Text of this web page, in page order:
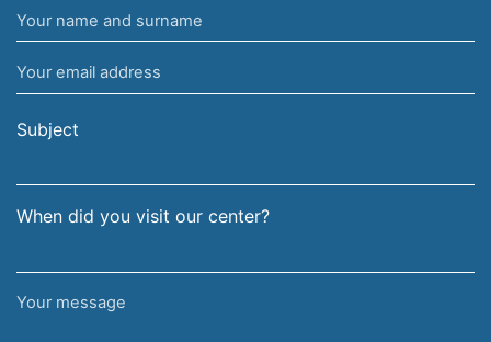
Your
name
and
surname
Your
email
address
Subject
When did you visit our center?
Your